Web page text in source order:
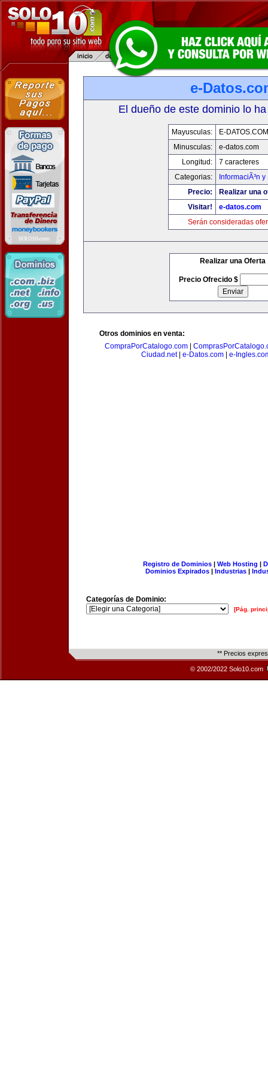
e-
El dueño de este dominio lo
Mayusculas:
E-DATOS.COM
Minusculas:
e-datos.com
Longitud:
7 caracteres
Categorias:
InformaciÃ³n
Precio:
Realizar una
Visitar!
e-datos.com
Serán consideradas
Realizar una Oferta
Precio Ofrecido $
Otros dominios en venta:
CompraPorCatalogo.com|
Ciudad.net| e-Datos.com e-
Registro de Dominios| Web Hosting |
Dominios Expirados | Industrias |
Categorías de Dominio:
[Pág.
** Precios
© 2002/2022 Solo10.com